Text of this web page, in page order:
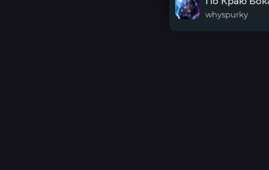
whyspurky